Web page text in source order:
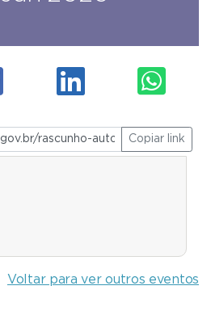
Copiar link
Voltar para ver outros eventos